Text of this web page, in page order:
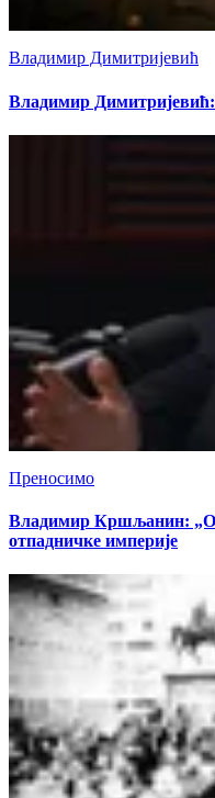
Владимир Димитријевић
Владимир
Преносимо
Владимир Кршљанин:
отпадничке империје